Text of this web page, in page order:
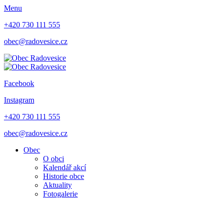
Menu
+420 730 111 555
obec@radovesice.cz
Facebook
Instagram
+420 730 111 555
obec@radovesice.cz
Obec
O obci
Kalendář akcí
Historie obce
Aktuality
Fotogalerie